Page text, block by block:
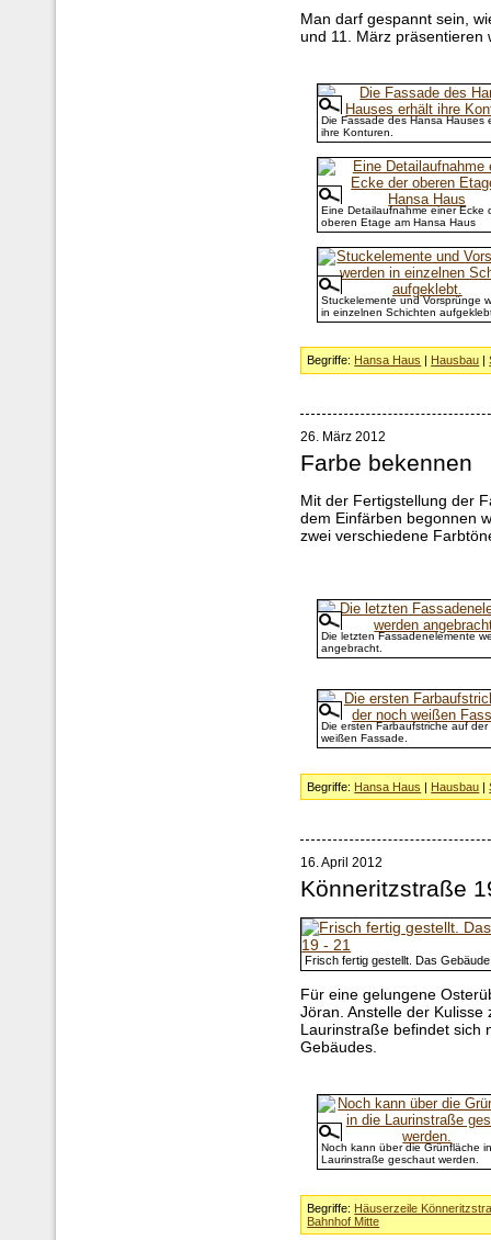
Man darf gespannt sein,
und 11. März präsentieren
Die Fassade des Hansa Hauses
ihre Konturen.
Eine Detailaufnahme einer Ecke
oberen Etage am Hansa Haus
Stuckelemente und Vorsprünge
in einzelnen Schichten
Begriffe: Hansa Haus Hausbau |
26. März 2012
Farbe bekennen
Mit der Fertigstellung der
dem Einfärben begonnen
zwei verschiedene
Die letzten Fassadenelemente
angebracht.
Die ersten Farbaufstriche auf der
weißen Fassade.
Begriffe: Hansa Haus | Hausbau |
16. April 2012
Könneritzstraße
Frisch fertig gestellt. Das
Für eine gelungene
Jöran. Anstelle der
Laurinstraße befindet sich
Gebäudes.
Noch kann über die Grünfläche
Laurinstraße geschaut werden.
Begriffe: Häuserzeile
Bahnhof Mitte